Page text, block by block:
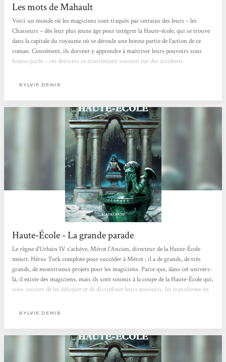
Les mots de Mahault
Voici un monde où les magiciens sont traqués par certains des leurs – les
Chasseurs – dès leur plus jeune âge pour intégrer la Haute-école, qui se trouve
dans la capitale du royaume où se déroule une bonne partie de l’action de ce
roman. Censément, ils doivent y apprendre à maîtriser leurs pouvoirs sous
bonne garde – ces derniers se manifestant souvent par des accidents
sortir différent, hagard, le regard vide, à la merci d’une vie de servitude
SYLVIE DENIS
Haute-École - La grande parade
Le règne d’Urbain IV s’achève, Mérot l’Ancien, directeur de la Haute-École
meurt. Hérus Tork complote pour succéder à Mérot ; il a de grands, de très
grands, de monstrueux projets pour les magiciens. Parce que, dans cet univers-
là, il existe des magiciens, mais ils sont soumis à la coupe de la Haute-École qui,
sous couvert de les éduquer et de discipliner leurs pouvoirs, les transforme en
parcourent le pays pour capturer ceux qui n’ont pas été livrés par leur famille,
SYLVIE DENIS